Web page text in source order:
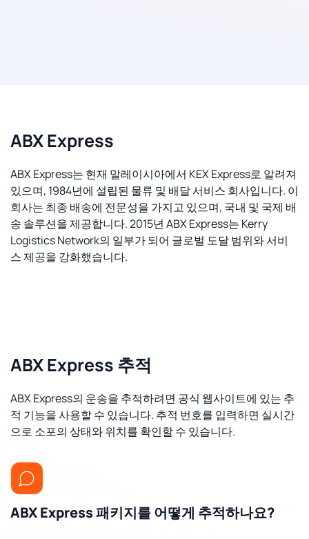
ABX Express
ABX Express는 현재 말레이시아에서 KEX Express로 알려져
있으며, 1984년에 설립된 물류 및 배달 서비스 회사입니다. 이
회사는 최종 배송에 전문성을 가지고 있으며, 국내 및 국제 배
송 솔루션을 제공합니다. 2015년 ABX Express는 Kerry
Logistics Network의 일부가 되어 글로벌 도달 범위와 서비
스 제공을 강화했습니다.
ABX Express 추적
ABX Express의 운송을 추적하려면 공식 웹사이트에 있는 추
적 기능을 사용할 수 있습니다. 추적 번호를 입력하면 실시간
으로 소포의 상태와 위치를 확인할 수 있습니다.
ABX Express 패키지를 어떻게 추적하나요?